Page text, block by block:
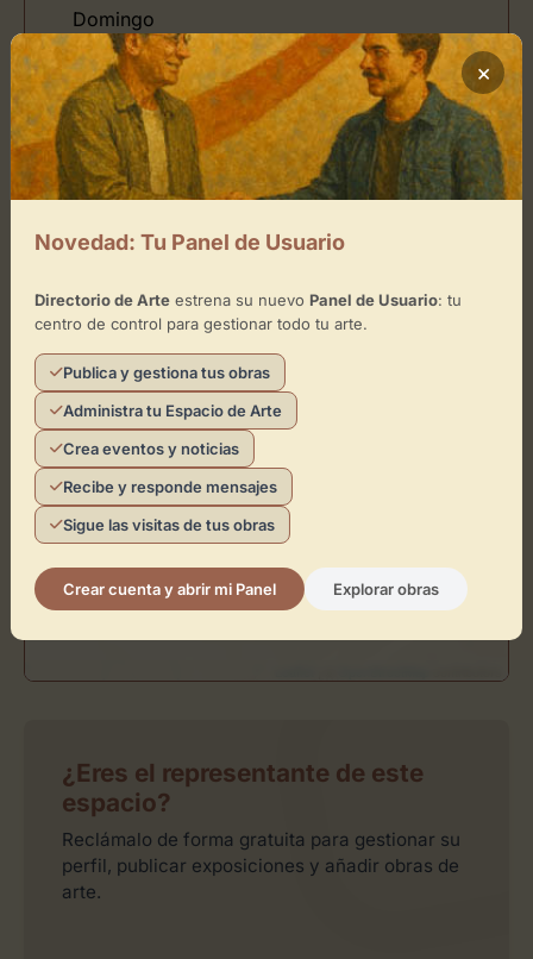
Domingo
Ubicación de Mata Castle Museum
Cómo llegar
Mata Castle Museum
+
−
Toca el mapa para interactuar
Activar Mapa
¿Eres el representante de este
espacio?
Reclámalo de forma gratuita para gestionar su
perfil, publicar exposiciones y añadir obras de
arte.
×
Novedad: Tu Panel de Usuario
Directorio de Arteestrena su nuevo Panel de Usuario: tu
centro de control para gestionar todo tu arte.
Publica y gestiona tus obras
Administra tu Espacio de Arte
Crea eventos y noticias
Recibe y responde mensajes
Sigue las visitas de tus obras
Crear cuenta y abrir mi Panel Explorar obras